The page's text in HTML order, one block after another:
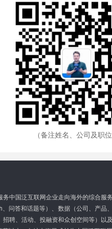
（备注姓名、公司及职位
务中国泛互联网企业走向海外的综合服
问答和话题等）、数据（公司、产品
招聘、活动、投融资和众创空间等）以